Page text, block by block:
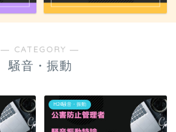
― CATEGORY ―
騒音・振動
H24騒音・振動